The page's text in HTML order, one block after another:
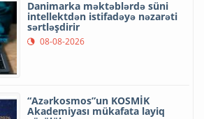
Danimarka məktəblərdə süni
intellektdən istifadəyə nəzarəti
sərtləşdirir
08-08-2026
“Azərkosmos”un KOSMİK
Akademiyası mükafata layiq